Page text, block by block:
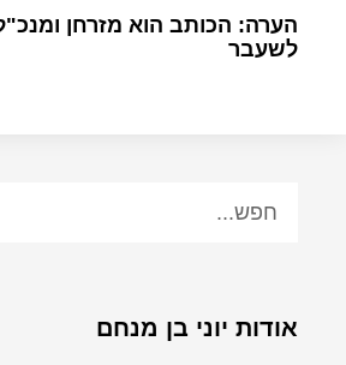
הערה: הכותב הוא מזרחן
לשעבר
אודות יוני בן מנחם